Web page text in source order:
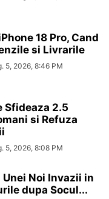
18 Pro, Cand
si Livrarile
5, 2026, 8:46 PM
Sfideaza 2.5
si Refuza
5, 2026, 8:08 PM
Unei Noi Invazii in
dupa Socul...